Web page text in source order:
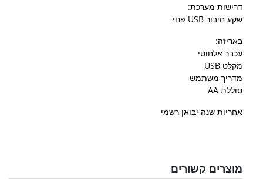
דרישות מערכת:
שקע חיבור USB פנוי
באריזה:
עכבר אלחוטי
מקלט USB
מדריך משתמש
סוללת AA
אחריות שנה יבואן רשמי
מוצרים קשורים